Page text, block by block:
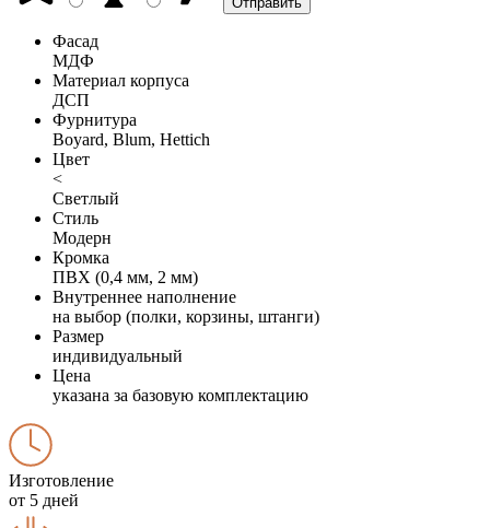
Фасад
МДФ
Материал корпуса
ДСП
Фурнитура
Boyard, Blum, Hettich
Цвет
<
Светлый
Стиль
Модерн
Кромка
ПВХ (0,4 мм, 2 мм)
Внутреннее наполнение
на выбор (полки, корзины, штанги)
Размер
индивидуальный
Цена
указана за базовую комплектацию
Изготовление
от 5 дней